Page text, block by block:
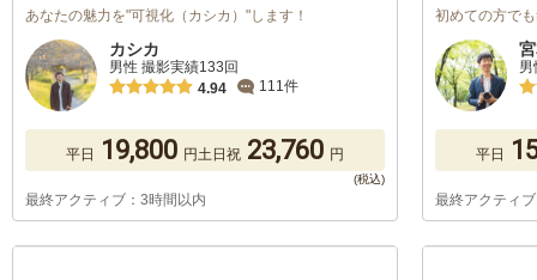
あなたの魅力を"可視化（カシカ）"します！
カシカ
男性 撮影実績133回
4.94
111件
平日 19,800 円土日祝 23,760 円
最終アクティブ：3時間以内
初めての方で
平日
最終アクティ